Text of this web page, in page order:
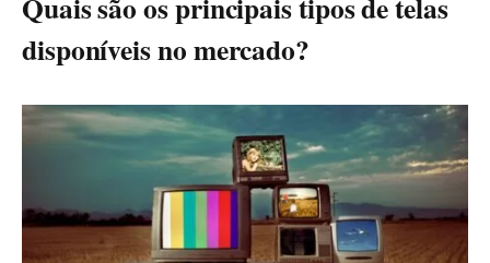
disponíveis no mercado?